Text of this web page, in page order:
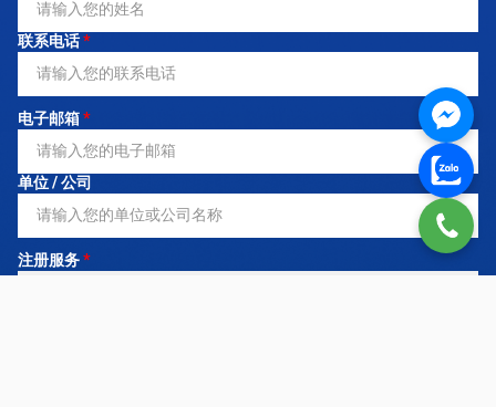
联系电话*
电子邮箱*
单位 / 公司
注册服务*